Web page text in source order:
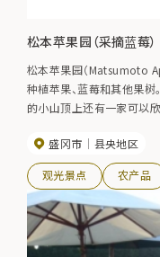
松本苹果园（采摘蓝莓）
松本苹果园（Matsumoto
种植苹果、蓝莓和其他果树
的小山顶上还有一家可以
盛冈市
县央地区
观光景点 农产品